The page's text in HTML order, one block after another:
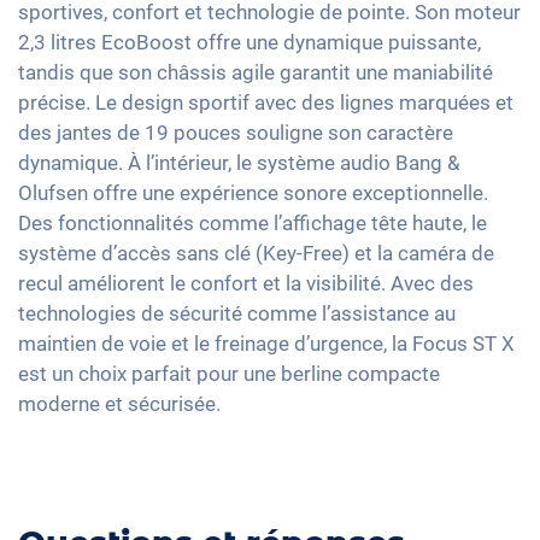
Rétroviseur intérieur jour/nuit automatique
19" jantes en aluminium
Phares à LED Matrix
Assistant feux de route
Détection de fatigue
Contrôle de pression des pneus
Assistant de freinage d'urgence
Détection des piétons
Interface USB
Apple Car Play
Android Auto
Ecran tactile
Recharge téléphone sans fil
Full Digital Cockpit
Climatisation Bi-Zone
Keyless Entry & Go
Sièges chauffants avant
Sièges sport
Vitres surteintées
Lumière d'ambiance
Volant chauffant
Accoudoir central pour les sièges avant
Assistance au démarrage en côte
Banquette rabbattable
Siège en simili-cuir
sportives, confort et technologie de pointe. Son moteur
2,3 litres EcoBoost offre une dynamique puissante,
tandis que son châssis agile garantit une maniabilité
précise. Le design sportif avec des lignes marquées et
des jantes de 19 pouces souligne son caractère
dynamique. À l’intérieur, le système audio Bang &
Olufsen offre une expérience sonore exceptionnelle.
Des fonctionnalités comme l’affichage tête haute, le
système d’accès sans clé (Key-Free) et la caméra de
recul améliorent le confort et la visibilité. Avec des
technologies de sécurité comme l’assistance au
maintien de voie et le freinage d’urgence, la Focus ST X
est un choix parfait pour une berline compacte
moderne et sécurisée.